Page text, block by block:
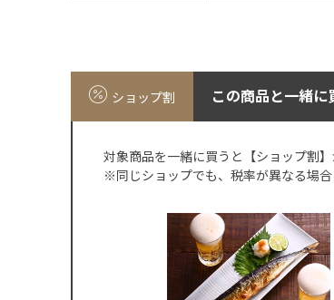
ショップ割 この商品と一緒に
対象商品を一緒に買うと【ショップ割
※同じショップでも、税率が異なる場合